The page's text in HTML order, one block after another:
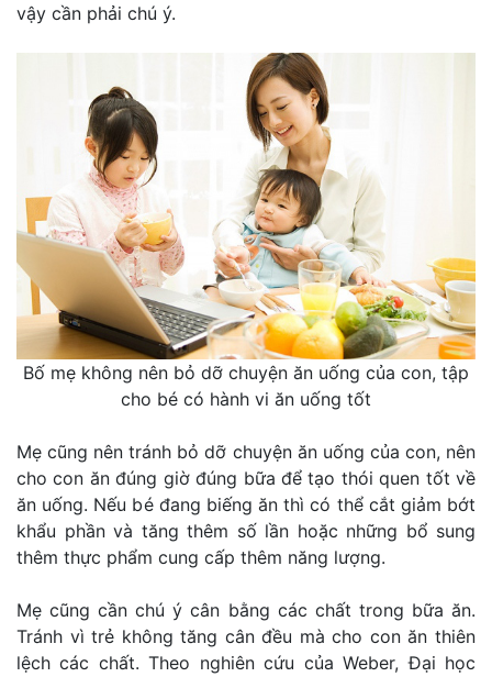
vậy cần phải chú ý.
Bố mẹ không nên bỏ dỡ chuyện ăn uống của con, tập
cho bé có hành vi ăn uống tốt
Mẹ cũng nên tránh bỏ dỡ chuyện ăn uống của con, nên
cho con ăn đúng giờ đúng bữa để tạo thói quen tốt về
ăn uống. Nếu bé đang biếng ăn thì có thể cắt giảm bớt
khẩu phần và tăng thêm số lần hoặc những bổ sung
thêm thực phẩm cung cấp thêm năng lượng.
Mẹ cũng cần chú ý cân bằng các chất trong bữa ăn.
Tránh vì trẻ không tăng cân đều mà cho con ăn thiên
lệch các chất. Theo nghiên cứu của Weber, Đại học